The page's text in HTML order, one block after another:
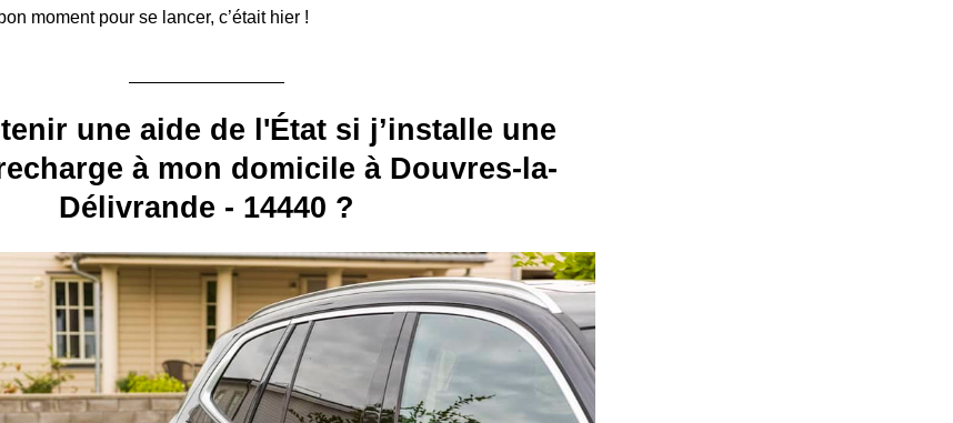
moment pour se lancer, c’était hier !
une aide de l'État si j’installe une
à mon domicile à Douvres-la-
Délivrande - 14440 ?